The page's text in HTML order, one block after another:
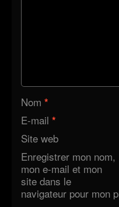
Nom *
E-mail *
Site web
Enregistrer mon nom,
mon e-mail et mon
site dans le
navigateur pour mon